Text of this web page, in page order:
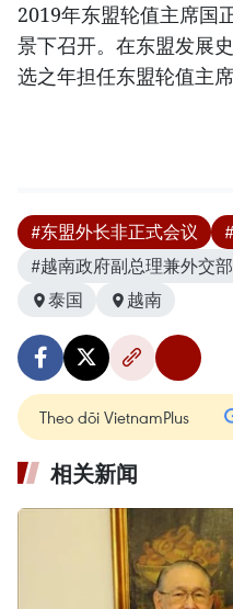
2019年东盟轮值主席国
景下召开。在东盟发展
选之年担任东盟轮值主
#东盟外长非正式会议
#越南政府副总理兼外交
泰国
越南
Theo dõi VietnamPlus
相关新闻